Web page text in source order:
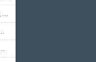
【修羅場】嫁の浮気現場に8人で突撃→驚きの結末がこれｗｗｗｗ
！？義父がベロベロになって暴露した結末ｗｗｗｗ
元カノから年賀状が…その理由がコレｗｗｗｗｗ